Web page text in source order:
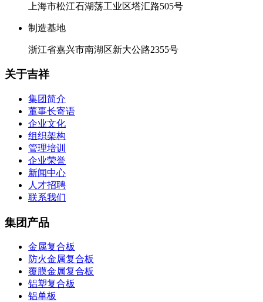
上海市松江石湖荡工业区塔汇路505号
制造基地
浙江省嘉兴市南湖区新大公路2355号
关于吉祥
集团简介
董事长寄语
企业文化
组织架构
管理培训
企业荣誉
新闻中心
人才招聘
联系我们
集团产品
金属复合板
防火金属复合板
覆膜金属复合板
铝塑复合板
铝单板